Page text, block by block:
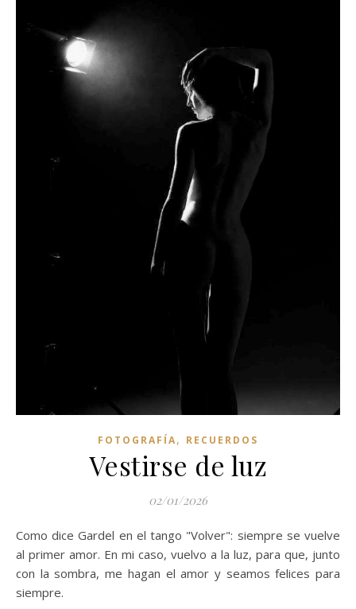
FOTOGRAFÍA, RECUERDOS
Vestirse de luz
02/01/2026
Como dice Gardel en el tango "Volver": siempre se vuelve
al primer amor. En mi caso, vuelvo a la luz, para que, junto
con la sombra, me hagan el amor y seamos felices para
siempre.